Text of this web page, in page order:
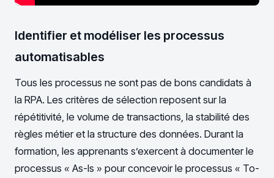
Identifier et modéliser les processus
automatisables
Tous les processus ne sont pas de bons candidats à
la RPA. Les critères de sélection reposent sur la
répétitivité, le volume de transactions, la stabilité des
règles métier et la structure des données. Durant la
formation, les apprenants s’exercent à documenter le
processus « As-Is » pour concevoir le processus « To-